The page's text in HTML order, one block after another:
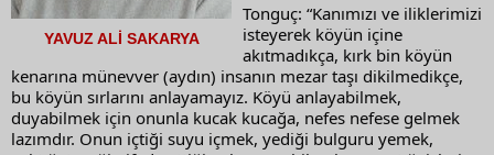
YAVUZ ALİ SAKARYA
Tonguç: “Kanımızı ve iliklerimizi
isteyerek köyün içine
akıtmadıkça, kırk bin köyün
kenarına münevver (aydın) insanın mezar taşı dikilmedikçe,
bu köyün sırlarını anlayamayız. Köyü anlayabilmek,
duyabilmek için onunla kucak kucağa, nefes nefese gelmek
lazımdır. Onun içtiği suyu içmek, yediği bulguru yemek,